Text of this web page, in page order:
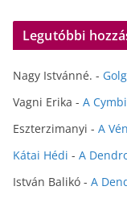
Legutóbbi
Nagy Istvánné. -
Vagni Erika - A
Eszterzimanyi - A
Kátai Hédi - A
István Balikó - A